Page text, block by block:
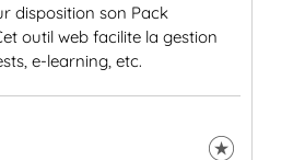
disposition son Pack
outil web facilite la gestion
e-learning, etc.